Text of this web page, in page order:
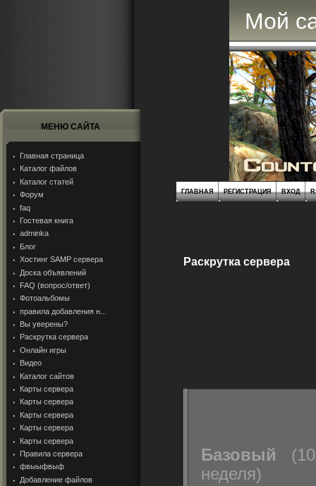
МЕНЮ САЙТА
Главная страница
Каталог файлов
Каталог статей
Форум
faq
Гостевая книга
adminka
Блог
Хостинг SAMP сервера
Доска объявлений
FAQ (вопрос/ответ)
Фотоальбомы
правила добавления н...
Вы уверены?
Раскрутка сервера
Онлайн игры
Видео
Каталог сайтов
Карты сервера
Карты сервера
Карты сервера
Карты сервера
Карты сервера
Правила сервера
фвыыфвыф
Добавление файлов
Мой
ГЛАВНАЯ РЕГИСТРАЦИЯ ВХОД
Раскрутка сервера
Базовый
неделя)